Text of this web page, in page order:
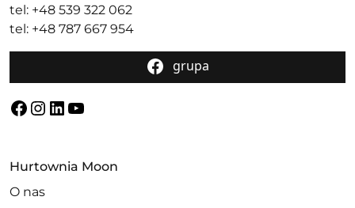
tel: +48 539 322 062
tel: +48 787 667 954
grupa
Facebook
Instagram
LinkedIn
YouTube
Hurtownia Moon
O nas